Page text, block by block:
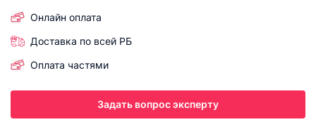
Онлайн оплата
Доставка по всей РБ
Оплата частями
Задать вопрос эксперту